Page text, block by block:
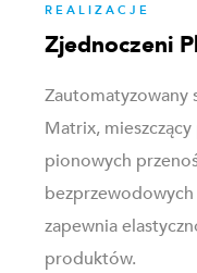
REALIZACJE
Zjednoczeni
Zautomatyzowany
Matrix,
pionowych
zapewnia
produktów.